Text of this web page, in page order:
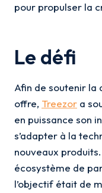
pour propulser la
Le défi
Afin de soutenir la
offre, Treezor a
en puissance son
s’adapter à la
nouveaux
écosystème de
l’objectif était de